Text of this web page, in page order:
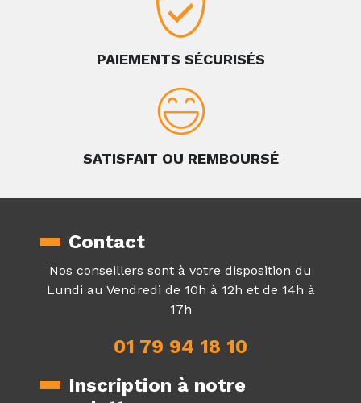
PAIEMENTS SÉCURISÉS
SATISFAIT OU REMBOURSÉ
Contact
Nos conseillers sont à votre disposition du
Lundi au Vendredi de 10h à 12h et de 14h à
17h
01 79 94 18 10
Inscription à notre